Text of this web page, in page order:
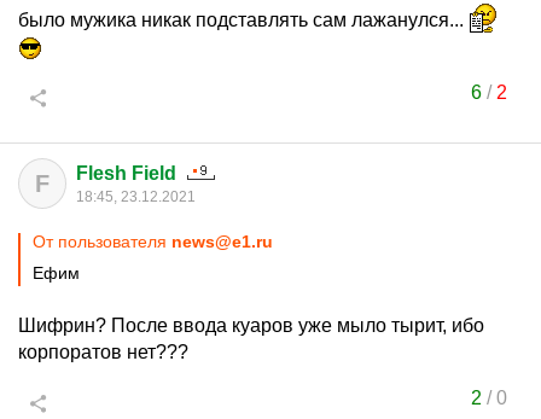
было мужика никак подставлять сам лажанулся...
6/ 2
F Flesh Field
18:45, 23.12.2021
От пользователя news@e1.ru
Ефим
Шифрин? После ввода куаров уже мыло тырит, ибо
корпоратов нет???
2 /0